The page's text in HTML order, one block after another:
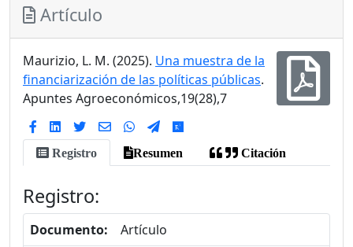
Artículo
Maurizio, L. M. (2025). Una muestra de la
financiarización de las políticas públicas.
Apuntes Agroeconómicos,19(28),7
Registro Resumen Citación
Registro:
Documento:
Artículo